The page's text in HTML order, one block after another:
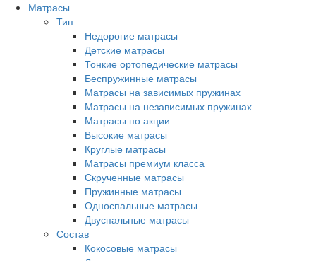
Матрасы
Тип
Недорогие матрасы
Детские матрасы
Тонкие ортопедические матрасы
Беспружинные матрасы
Матрасы на зависимых пружинах
Матрасы на независимых пружинах
Матрасы по акции
Высокие матрасы
Круглые матрасы
Матрасы премиум класса
Скрученные матрасы
Пружинные матрасы
Односпальные матрасы
Двуспальные матрасы
Состав
Кокосовые матрасы